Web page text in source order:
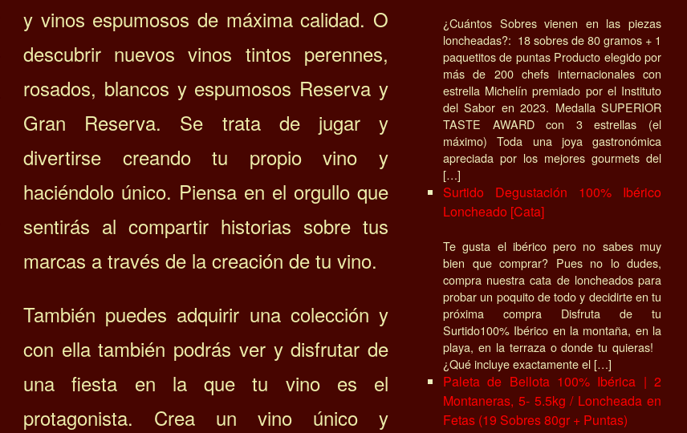
y vinos espumosos de máxima calidad. O
descubrir nuevos vinos tintos perennes,
rosados, blancos y espumosos Reserva y
Gran Reserva. Se trata de jugar y
divertirse creando tu propio vino y
haciéndolo único. Piensa en el orgullo que
sentirás al compartir historias sobre tus
marcas a través de la creación de tu vino.
También puedes adquirir una colección y
con ella también podrás ver y disfrutar de
una fiesta en la que tu vino es el
protagonista. Crea un vino único y
¿Cuántos Sobres vienen en las piezas
loncheadas?: 18 sobres de 80 gramos + 1
paquetitos de puntas Producto elegido por
más de 200 chefs internacionales con
estrella Michelín premiado por el Instituto
del Sabor en 2023. Medalla SUPERIOR
TASTE AWARD con 3 estrellas (el
máximo) Toda una joya gastronómica
apreciada por los mejores gourmets del
[…]
Surtido Degustación 100% Ibérico
Loncheado [Cata]
Te gusta el ibérico pero no sabes muy
bien que comprar? Pues no lo dudes,
compra nuestra cata de loncheados para
probar un poquito de todo y decidirte en tu
próxima compra Disfruta de tu
Surtido100% Ibérico en la montaña, en la
playa, en la terraza o donde tu quieras!
¿Qué incluye exactamente el […]
Paleta de Bellota 100% Ibérica | 2
Montaneras, 5- 5.5kg / Loncheada en
Fetas (19 Sobres 80gr + Puntas)